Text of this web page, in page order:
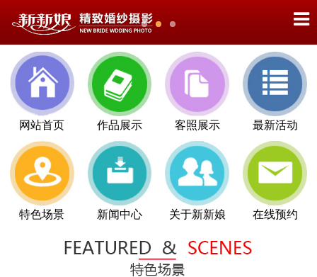
网站首页 作品展示 客照展示 最新活动
特色场景 新闻中心 关于新新娘 在线预约